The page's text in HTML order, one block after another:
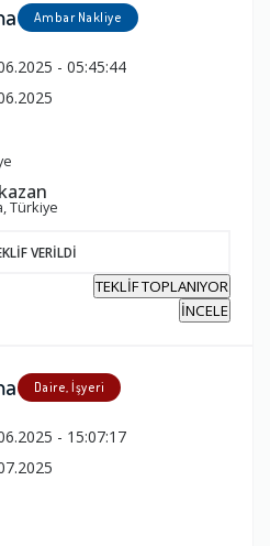
Ambar Nakliye
- 05:45:44
Türkiye
VERİLDİ
TEKLİF TOPLANIYOR
İNCELE
Daire, İşyeri
- 15:07:17